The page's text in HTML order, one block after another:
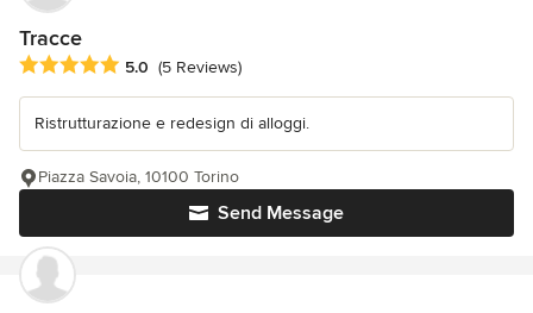
Tracce
Average rating: 5 out of 5 stars
5.0 (5 Reviews)
Ristrutturazione e redesign di alloggi.
Send Message
Piazza Savoia, 10100 Torino